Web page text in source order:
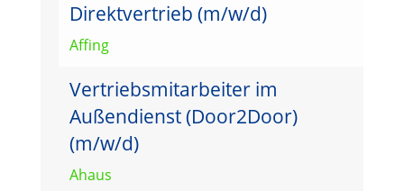
Direktvertrieb (m/w/d)
Affing
Vertriebsmitarbeiter im
Außendienst (Door2Door)
(m/w/d)
Ahaus